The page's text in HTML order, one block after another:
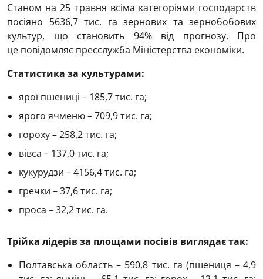
Станом на 25 травня всіма категоріями господарств
посіяно 5636,7 тис. га зернових та зернобобових
культур, що становить 94% від прогнозу. Про
це повідомляє пресслужба Міністерства економіки.
Статистика за культурами:
ярої пшениці – 185,7 тис. га;
ярого ячменю – 709,9 тис. га;
гороху – 258,2 тис. га;
вівса – 137,0 тис. га;
кукурудзи – 4156,4 тис. га;
гречки – 37,6 тис. га;
проса – 32,2 тис. га.
Трійка лідерів за площами посівів виглядає так:
Полтавська область – 590,8 тис. га (пшениця – 4,9